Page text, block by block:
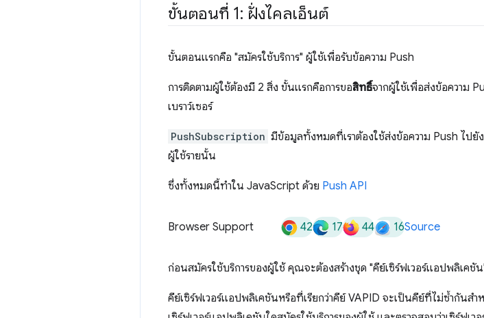
ขั้นตอนที่ 1: ฝั่งไคลเอ็นต์
ขั้นตอนแรกคือ "สมัครใช้บริการ" ผู้ใช้เพื่อรับข้อความ Push
การติดตามผู้ใช้ต้องมี 2 สิ่ง ขั้นแรกคือการขอสิทธิ์จากผู้ใช้เพื่อส่งข้อความ
เบราว์เซอร์
PushSubscription มีข้อมูลทั้งหมดที่เราต้องใช้ส่งข้อความ Push ไป
ผู้ใช้รายนั้น
ซึ่งทั้งหมดนี้ทําใน JavaScript ด้วย Push API
Browser Support 42 17 44 16Source
ก่อนสมัครใช้บริการของผู้ใช้ คุณจะต้องสร้างชุด "คีย์เซิร์ฟเวอร์แอปพลิเคชัน
คีย์เซิร์ฟเวอร์แอปพลิเคชันหรือที่เรียกว่าคีย์ VAPID จะเป็นคีย์ที่ไม่ซ้ำกันส